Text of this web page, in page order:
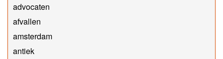
advocaten
afvallen
amsterdam
antiek